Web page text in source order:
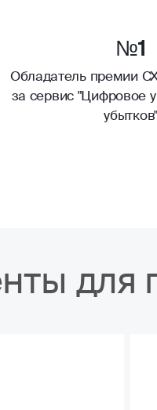
№1
Обладатель премии
за сервис "Цифровое
убытков"
для